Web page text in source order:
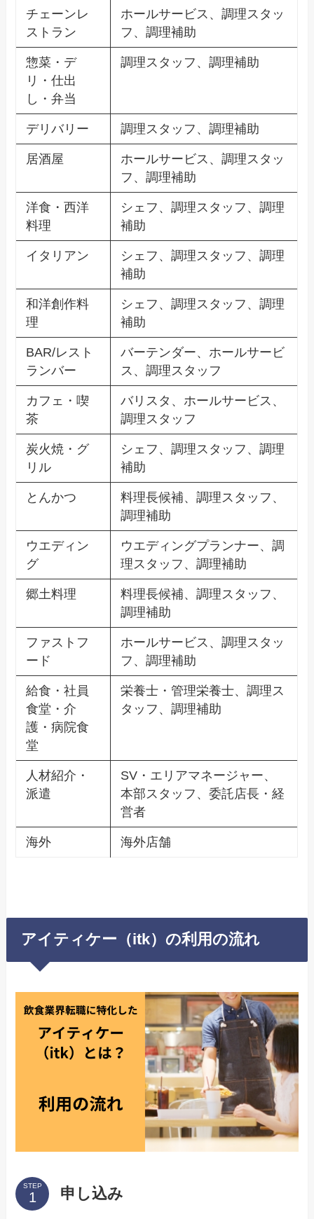
チェーンレ
ストラン
ホールサービス、調理スタッ
フ、調理補助
惣菜・デ
リ・仕出
し・弁当
調理スタッフ、調理補助
デリバリー 調理スタッフ、調理補助
居酒屋
ホールサービス、調理スタッ
フ、調理補助
洋食・西洋
料理
シェフ、調理スタッフ、調理
補助
イタリアン
シェフ、調理スタッフ、調理
補助
和洋創作料
理
シェフ、調理スタッフ、調理
補助
BAR/レスト
ランバー
バーテンダー、ホールサービ
ス、調理スタッフ
カフェ・喫
茶
バリスタ、ホールサービス、
調理スタッフ
炭火焼・グ
リル
シェフ、調理スタッフ、調理
補助
とんかつ
料理長候補、調理スタッフ、
調理補助
ウエディン
グ
ウエディングプランナー、調
理スタッフ、調理補助
郷土料理
料理長候補、調理スタッフ、
調理補助
ファストフ
ード
ホールサービス、調理スタッ
フ、調理補助
給食・社員
食堂・介
護・病院食
堂
栄養士・管理栄養士、調理ス
タッフ、調理補助
人材紹介・
派遣
SV・エリアマネージャー、
本部スタッフ、委託店長・経
営者
海外 海外店舗
アイティケー（itk）の利用の流れ
STEP 申し込み